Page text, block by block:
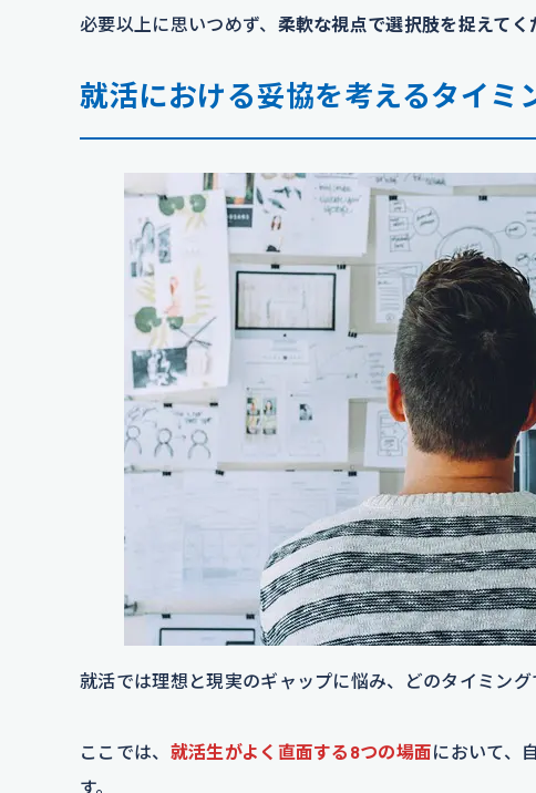
必要以上に思いつめず、 柔軟な視点で選択肢を捉えてく
就活における妥協を考えるタイミ
就活では理想と現実のギャップに悩み、どのタイミン
ここでは、 就活生がよく直面する8つの場面において、
す。